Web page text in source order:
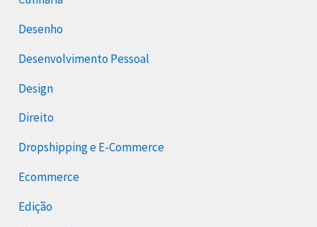
Desenho
Desenvolvimento Pessoal
Design
Direito
Dropshipping e E-Commerce
Ecommerce
Edição